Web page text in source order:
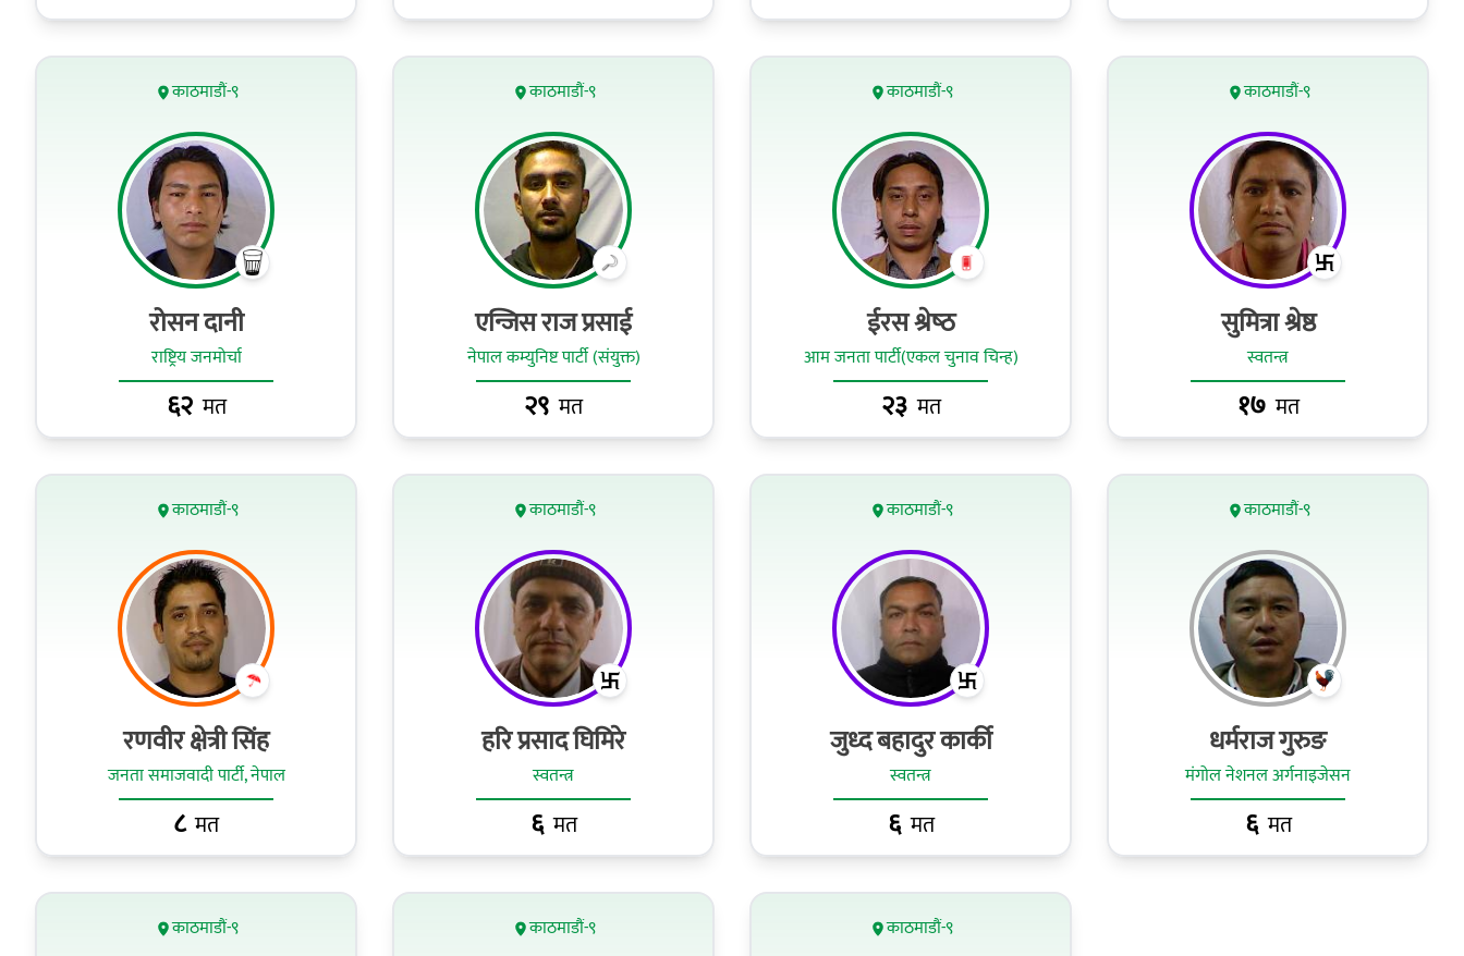
काठमाडौं-९
रोसन दानी
राष्ट्रिय जनमोर्चा
६२ मत
काठमाडौं-९
एन्जिस राज प्रसाई
नेपाल कम्युनिष्ट पार्टी (संयुक्त)
२९ मत
काठमाडौं-९
ईरस श्रेष्‍ठ
आम जनता पार्टी(एकल चुनाव चिन्ह)
२३ मत
काठमाडौं-९
सुमित्रा श्रेष्ठ
स्वतन्त्र
१७ मत
काठमाडौं-९
रणवीर क्षेत्री सिंह
जनता समाजवादी पार्टी, नेपाल
८ मत
काठमाडौं-९
हरि प्रसाद घिमिरे
स्वतन्त्र
६ मत
काठमाडौं-९
जुध्‍द बहादुर कार्की
स्वतन्त्र
६ मत
काठमाडौं-९
धर्मराज गुरुङ
मंगोल नेशनल अर्गनाइजेसन
६ मत
काठमाडौं-९ काठमाडौं-९ काठमाडौं-९